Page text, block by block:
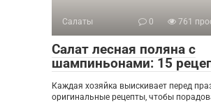
Салаты 0 761
Салат лесная поляна с
шампиньонами: 15
Каждая хозяйка выискивает перед
оригинальные рецепты, чтобы